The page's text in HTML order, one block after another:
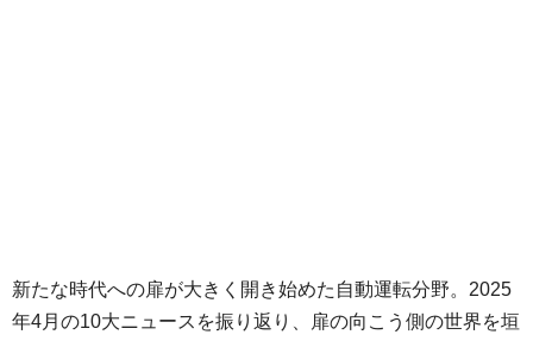
新たな時代への扉が大きく開き始めた自動運転分野。2025
年4月の10大ニュースを振り返り、扉の向こう側の世界を垣